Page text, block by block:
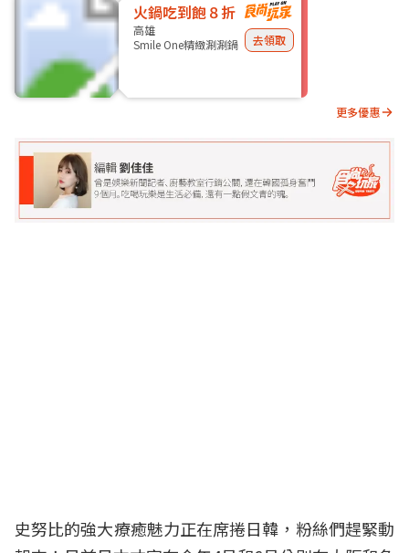
火鍋吃到飽８折
高雄
Smile One精緻涮涮鍋
去領取
更多優惠
史努比的強大療癒魅力正在席捲日韓，粉絲們趕緊動